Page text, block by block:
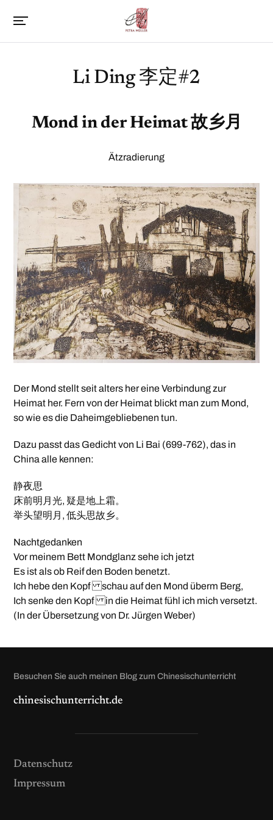
Li Ding 李定#2
Mond in der Heimat 故乡月
Ätzradierung
Der Mond stellt seit alters her eine Verbindung zur
Heimat her. Fern von der Heimat blickt man zum Mond,
so wie es die Daheimgebliebenen tun.
Dazu passt das Gedicht von Li Bai (699-762), das in
China alle kennen:
静夜思
床前明月光, 疑是地上霜。
举头望明月, 低头思故乡。
Nachtgedanken
Vor meinem Bett Mondglanz sehe ich jetzt
Es ist als ob Reif den Boden benetzt.
Ich hebe den Kopf schau auf den Mond überm Berg,
Ich senke den Kopf in die Heimat fühl ich mich versetzt.
(In der Übersetzung von Dr. Jürgen Weber)
Besuchen Sie auch meinen Blog zum Chinesischunterricht
chinesischunterricht.de
Datenschutz
Impressum